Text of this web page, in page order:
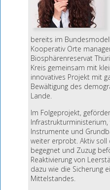
bereits im
Kooperativ Orte
Biosphärenreservat
Kreis gemeinsam mit
innovatives Projekt mit
Bewältigung des
Lande.
Im Folgeprojekt,
Instrumente und
weiter erprobt. Aktiv soll
begegnet und Zuzug
Reaktivierung von
dazu wie die Sicherung
Mittelstandes.